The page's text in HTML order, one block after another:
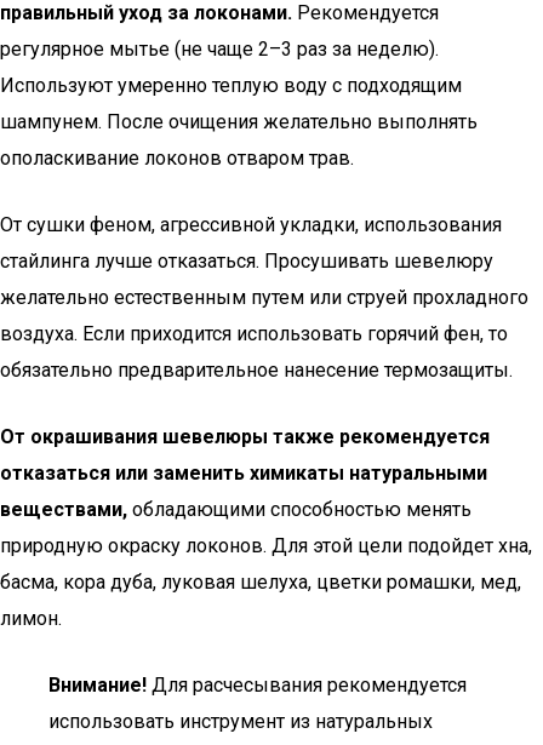
правильный уход за локонами. Рекомендуется
регулярное мытье (не чаще 2–3 раз за неделю).
Используют умеренно теплую воду с подходящим
шампунем. После очищения желательно выполнять
ополаскивание локонов отваром трав.
От сушки феном, агрессивной укладки, использования
стайлинга лучше отказаться. Просушивать шевелюру
желательно естественным путем или струей прохладного
воздуха. Если приходится использовать горячий фен, то
обязательно предварительное нанесение термозащиты.
От окрашивания шевелюры также рекомендуется
отказаться или заменить химикаты натуральными
веществами, обладающими способностью менять
природную окраску локонов. Для этой цели подойдет хна,
басма, кора дуба, луковая шелуха, цветки ромашки, мед,
лимон.
Внимание! Для расчесывания рекомендуется
использовать инструмент из натуральных